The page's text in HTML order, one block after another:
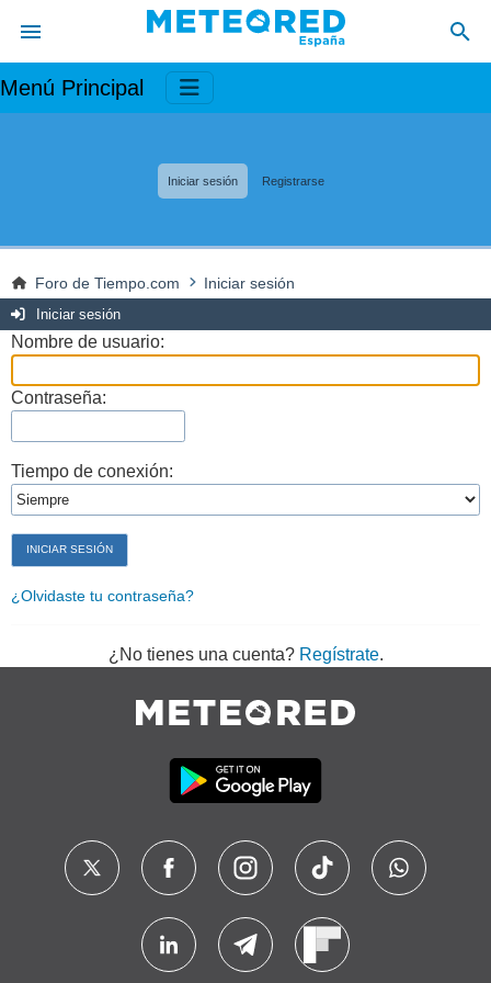
Menú Principal
Iniciar sesión Registrarse
Foro de Tiempo.com Iniciar sesión
Iniciar sesión
Nombre de usuario:
Contraseña:
Tiempo de conexión:
¿Olvidaste tu contraseña?
¿No tienes una cuenta? Regístrate.